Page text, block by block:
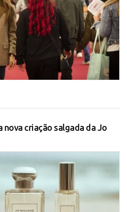
nova criação salgada da Jo